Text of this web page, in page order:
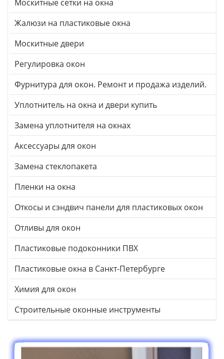
Москитные сетки на окна
Жалюзи на пластиковые окна
Москитные двери
Регулировка окон
Фурнитура для окон. Ремонт и продажа изделий.
Уплотнитель на окна и двери купить
Замена уплотнителя на окнах
Аксессуары для окон
Замена стеклопакета
Пленки на окна
Откосы и сэндвич панели для пластиковых окон
Отливы для окон
Пластиковые подоконники ПВХ
Пластиковые окна в Санкт-Петербурге
Химия для окон
Строительные оконные инструменты